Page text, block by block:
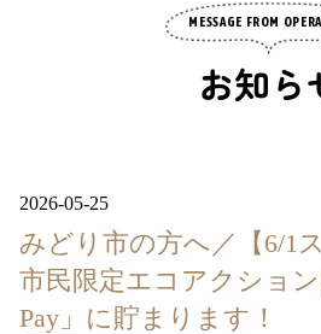
MESSAGE FROM
お知ら
2026-05-25
みどり市の方へ／【6/1
市民限定エコアクショ
Pay」に貯まります！